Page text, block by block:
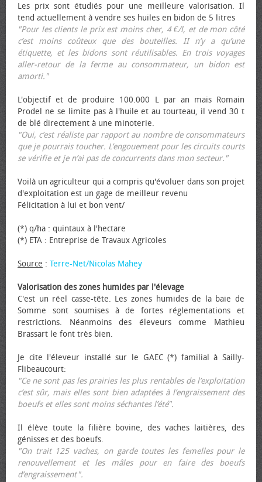
Les prix sont étudiés pour une meilleure valorisation. Il
tend actuellement à vendre ses huiles en bidon de 5 litres
"Pour les clients le prix est moins cher, 4 €/l, et de mon côté
c’est moins coûteux que des bouteilles. II n’y a qu’une
étiquette, et les bidons sont réutilisables. En trois voyages
aller-retour de la ferme au consommateur, un bidon est
amorti."
L'objectif et de produire 100.000 L par an mais Romain
Prodel ne se limite pas à l'huile et au tourteau, il vend 30 t
de blé directement à une minoterie.
"Oui, c’est réaliste par rapport au nombre de consommateurs
que je pourrais toucher. L’engouement pour les circuits courts
se vérifie et je n’ai pas de concurrents dans mon secteur."
Voilà un agriculteur qui a compris qu'évoluer dans son projet
d'exploitation est un gage de meilleur revenu
Félicitation à lui et bon vent/
(*) q/ha : quintaux à l'hectare
(*) ETA : Entreprise de Travaux Agricoles
Source : Terre-Net/Nicolas Mahey
Valorisation des zones humides par l'élevage
C'est un réel casse-tête. Les zones humides de la baie de
Somme sont soumises à de fortes réglementations et
restrictions. Néanmoins des éleveurs comme Mathieu
Brassart le font très bien.
Je cite l'éleveur installé sur le GAEC (*) familial à Sailly-
Flibeaucourt:
"Ce ne sont pas les prairies les plus rentables de l’exploitation
c’est sûr, mais elles sont bien adaptées à l’engraissement des
bœufs et elles sont moins séchantes l’été".
Il élève toute la filière bovine, des vaches laitières, des
génisses et des bœufs.
"On trait 125 vaches, on garde toutes les femelles pour le
renouvellement et les mâles pour en faire des bœufs
d’engraissement".